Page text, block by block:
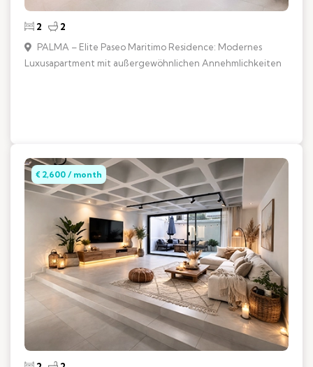
2 2
PALMA – Elite Paseo Maritimo Residence: Modernes
Luxusapartment mit außergewöhnlichen Annehmlichkeiten
€ 2,600 / month